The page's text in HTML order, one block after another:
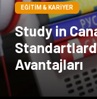
EĞITIM & KARIYER
Study in
Avantajları